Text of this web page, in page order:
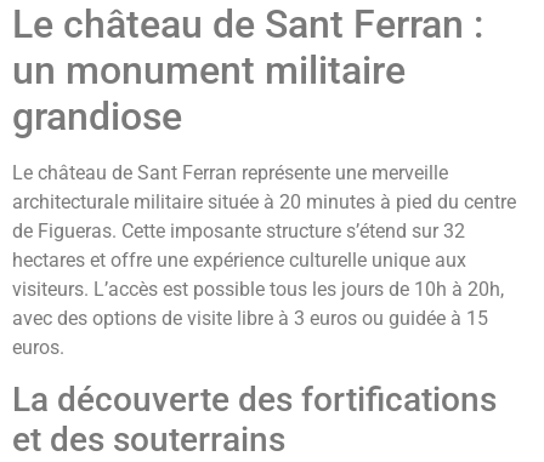
Le château de Sant Ferran :
un monument militaire
grandiose
Le château de Sant Ferran représente une merveille
architecturale militaire située à 20 minutes à pied du centre
de Figueras. Cette imposante structure s’étend sur 32
hectares et offre une expérience culturelle unique aux
visiteurs. L’accès est possible tous les jours de 10h à 20h,
avec des options de visite libre à 3 euros ou guidée à 15
euros.
La découverte des fortifications
et des souterrains